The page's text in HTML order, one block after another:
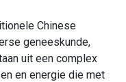
Chinese
geneeskunde,
uit een complex
en energie die met